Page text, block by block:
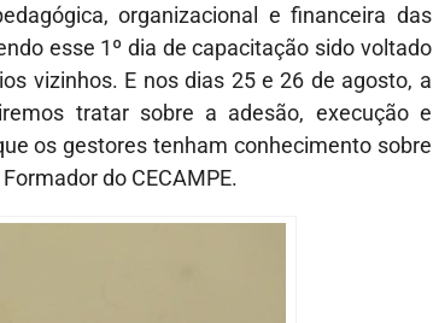
organizacional e financeira das
esse 1º dia de capacitação sido voltado
vizinhos. E nos dias 25 e 26 de agosto, a
tratar sobre a adesão, execução e
os gestores tenham conhecimento sobre
do CECAMPE.